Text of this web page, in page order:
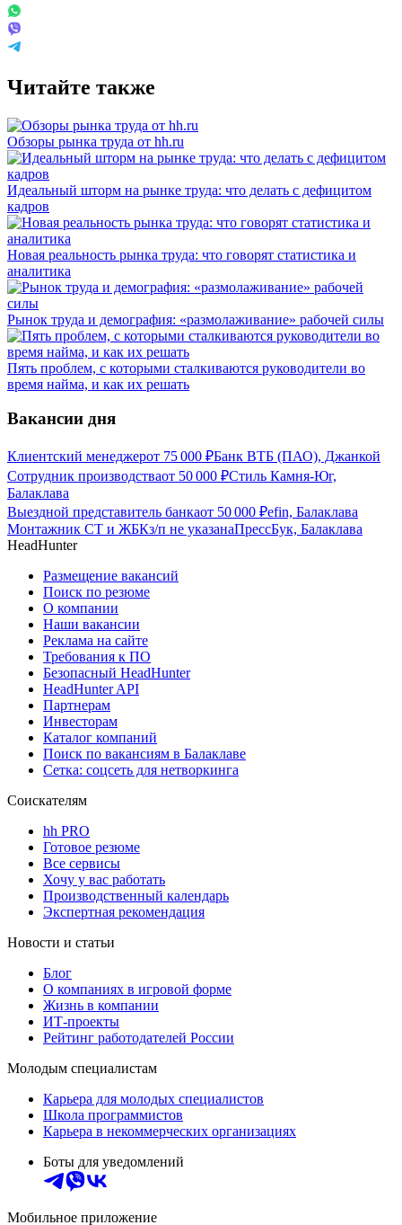
Читайте также
Обзоры рынка труда от hh.ru
Идеальный шторм на рынке труда: что делать с дефицитом
кадров
Новая реальность рынка труда: что говорят статистика и
аналитика
Рынок труда и демография: «размолаживание» рабочей силы
Пять проблем, с которыми сталкиваются руководители во
время найма, и как их решать
Вакансии дня
Клиентский менеджерот 75 000 ₽Банк ВТБ (ПАО), Джанкой
Сотрудник производстваот 50 000 ₽Стиль Камня-Юг,
Балаклава
Выездной представитель банкаот 50 000 ₽efin, Балаклава
Монтажник СТ и ЖБКз/п не указанаПрессБук, Балаклава
HeadHunter
Размещение вакансий
Поиск по резюме
О компании
Наши вакансии
Реклама на сайте
Требования к ПО
Безопасный HeadHunter
HeadHunter API
Партнерам
Инвесторам
Каталог компаний
Поиск по вакансиям в Балаклаве
Сетка: соцсеть для нетворкинга
Соискателям
hh PRO
Готовое резюме
Все сервисы
Хочу у вас работать
Производственный календарь
Экспертная рекомендация
Новости и статьи
Блог
О компаниях в игровой форме
Жизнь в компании
ИТ-проекты
Рейтинг работодателей России
Молодым специалистам
Карьера для молодых специалистов
Школа программистов
Карьера в некоммерческих организациях
Боты для уведомлений
Мобильное приложение